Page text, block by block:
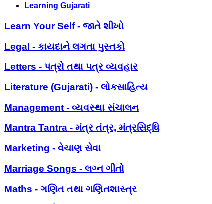
Learning Gujarati
Learn Your Self - જાતે શીખો
Legal - કાયદાને લગતા પુસ્તકો
Letters - પત્રો તથા પત્ર વ્યવહાર
Literature (Gujarati) - લોકસાહિત્ય
Management - વ્યવસ્થા સંચાલન
Mantra Tantra - મંત્ર તંત્ર, મંત્રસિદ્ધિ
Marketing - વેચાણ સેવા
Marriage Songs - લગ્ન ગીતો
Maths - ગણિત તથા ગણિતશાસ્ત્ર